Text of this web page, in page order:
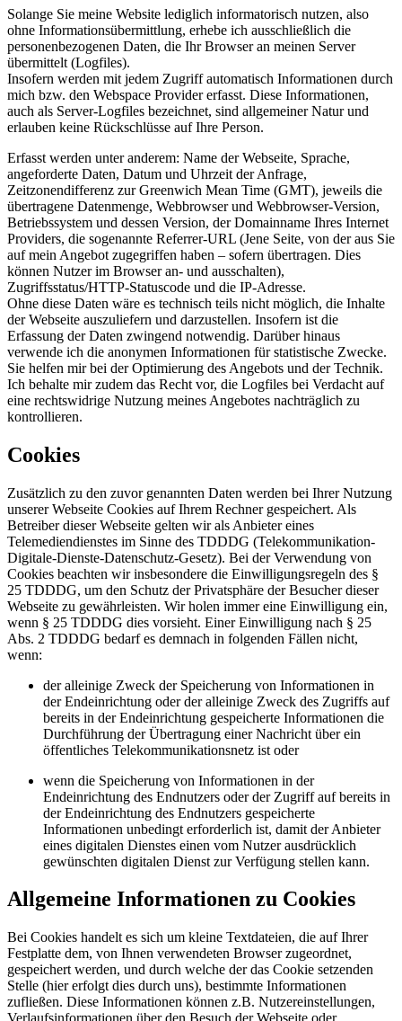
Solange Sie meine Website lediglich informatorisch nutzen, also
ohne Informationsübermittlung, erhebe ich ausschließlich die
personenbezogenen Daten, die Ihr Browser an meinen Server
übermittelt (Logfiles).
Insofern werden mit jedem Zugriff automatisch Informationen durch
mich bzw. den Webspace Provider erfasst. Diese Informationen,
auch als Server-Logfiles bezeichnet, sind allgemeiner Natur und
erlauben keine Rückschlüsse auf Ihre Person.
Erfasst werden unter anderem: Name der Webseite, Sprache,
angeforderte Daten, Datum und Uhrzeit der Anfrage,
Zeitzonendifferenz zur Greenwich Mean Time (GMT), jeweils die
übertragene Datenmenge, Webbrowser und Webbrowser-Version,
Betriebssystem und dessen Version, der Domainname Ihres Internet
Providers, die sogenannte Referrer-URL (Jene Seite, von der aus Sie
auf mein Angebot zugegriffen haben – sofern übertragen. Dies
können Nutzer im Browser an- und ausschalten),
Zugriffsstatus/HTTP-Statuscode und die IP-Adresse.
Ohne diese Daten wäre es technisch teils nicht möglich, die Inhalte
der Webseite auszuliefern und darzustellen. Insofern ist die
Erfassung der Daten zwingend notwendig. Darüber hinaus
verwende ich die anonymen Informationen für statistische Zwecke.
Sie helfen mir bei der Optimierung des Angebots und der Technik.
Ich behalte mir zudem das Recht vor, die Logfiles bei Verdacht auf
eine rechtswidrige Nutzung meines Angebotes nachträglich zu
kontrollieren.
Cookies
Zusätzlich zu den zuvor genannten Daten werden bei Ihrer Nutzung
unserer Webseite Cookies auf Ihrem Rechner gespeichert. Als
Betreiber dieser Webseite gelten wir als Anbieter eines
Telemediendienstes im Sinne des TDDDG (Telekommunikation-
Digitale-Dienste-Datenschutz-Gesetz). Bei der Verwendung von
Cookies beachten wir insbesondere die Einwilligungsregeln des §
25 TDDDG, um den Schutz der Privatsphäre der Besucher dieser
Webseite zu gewährleisten. Wir holen immer eine Einwilligung ein,
wenn § 25 TDDDG dies vorsieht. Einer Einwilligung nach § 25
Abs. 2 TDDDG bedarf es demnach in folgenden Fällen nicht,
wenn:
der alleinige Zweck der Speicherung von Informationen in
der Endeinrichtung oder der alleinige Zweck des Zugriffs auf
bereits in der Endeinrichtung gespeicherte Informationen die
Durchführung der Übertragung einer Nachricht über ein
öffentliches Telekommunikationsnetz ist oder
wenn die Speicherung von Informationen in der
Endeinrichtung des Endnutzers oder der Zugriff auf bereits in
der Endeinrichtung des Endnutzers gespeicherte
Informationen unbedingt erforderlich ist, damit der Anbieter
eines digitalen Dienstes einen vom Nutzer ausdrücklich
gewünschten digitalen Dienst zur Verfügung stellen kann.
Allgemeine Informationen zu Cookies
Bei Cookies handelt es sich um kleine Textdateien, die auf Ihrer
Festplatte dem, von Ihnen verwendeten Browser zugeordnet,
gespeichert werden, und durch welche der das Cookie setzenden
Stelle (hier erfolgt dies durch uns), bestimmte Informationen
zufließen. Diese Informationen können z.B. Nutzereinstellungen,